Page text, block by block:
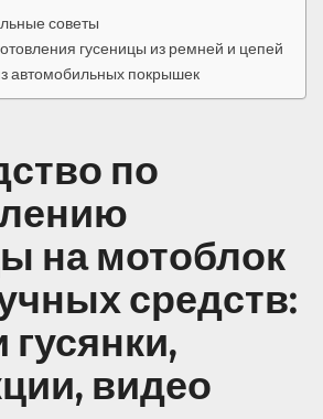
советы
гусеницы из ремней и цепей
автомобильных покрышек
по
на мотоблок
средств:
видео